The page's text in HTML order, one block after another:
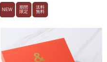
NEW
期間
限定
送料
無料